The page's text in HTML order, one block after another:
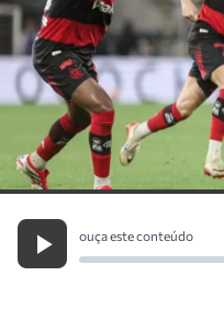
ouça este conteúdo